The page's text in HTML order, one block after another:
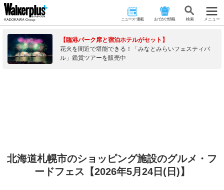
ニュース･連載 おでかけ情報 検 索 メニュー
【臨港パーク席と宿泊ホテルがセット】
花火を間近で堪能できる！「みなとみらいフェスティバ
ル」鑑賞ツアーを販売中
北海道札幌市のショッピング施設のグルメ・フ
ードフェス【2026年5月24日(日)】